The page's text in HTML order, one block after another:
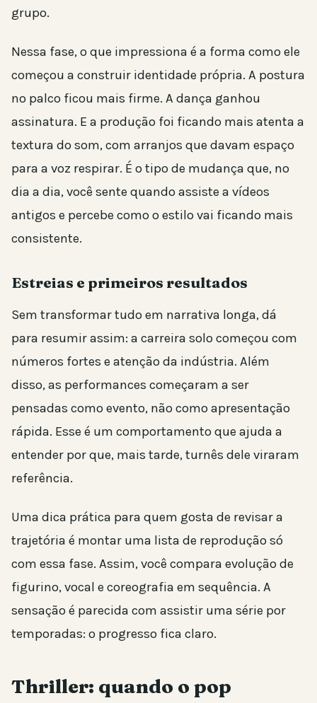
grupo.
Nessa fase, o que impressiona é a forma como ele
começou a construir identidade própria. A postura
no palco ficou mais firme. A dança ganhou
assinatura. E a produção foi ficando mais atenta a
textura do som, com arranjos que davam espaço
para a voz respirar. É o tipo de mudança que, no
dia a dia, você sente quando assiste a vídeos
antigos e percebe como o estilo vai ficando mais
consistente.
Estreias e primeiros resultados
Sem transformar tudo em narrativa longa, dá
para resumir assim: a carreira solo começou com
números fortes e atenção da indústria. Além
disso, as performances começaram a ser
pensadas como evento, não como apresentação
rápida. Esse é um comportamento que ajuda a
entender por que, mais tarde, turnês dele viraram
referência.
Uma dica prática para quem gosta de revisar a
trajetória é montar uma lista de reprodução só
com essa fase. Assim, você compara evolução de
figurino, vocal e coreografia em sequência. A
sensação é parecida com assistir uma série por
temporadas: o progresso fica claro.
Thriller: quando o pop